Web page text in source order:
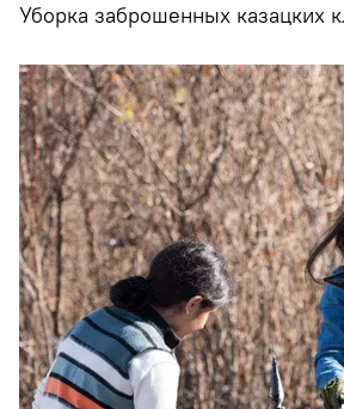
Уборка заброшенных казацких